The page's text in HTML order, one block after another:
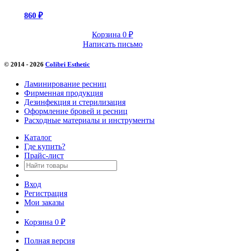
860 ₽
Корзина 0 ₽
Написать письмо
© 2014 - 2026 Colibri Esthetic
Ламинирование ресниц
Фирменная продукция
Дезинфекция и стерилизация
Оформление бровей и ресниц
Расходные материалы и инструменты
Каталог
Где купить?
Прайс-лист
Вход
Регистрация
Мои заказы
Корзина 0 ₽
Полная версия